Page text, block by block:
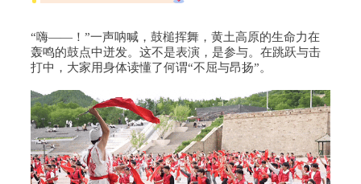
“嗨——！”一声呐喊，鼓槌挥舞，黄土高原的生命力在
轰鸣的鼓点中迸发。这不是表演，是参与。在跳跃与击
打中，大家用身体读懂了何谓“不屈与昂扬”。